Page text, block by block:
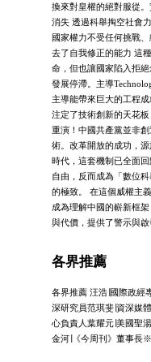
換來對皇權的絕對服從
消失 透過科舉掏空社會
國家權力不受任何挑戰
去了自我修正的能力 這
命，但也讓國家陷入拒
發展停滯。主導
主導能帶來巨大的工程
注定了技術創新的天花
重演！中國共產黨並非
術。改革開放的成功，
時代，這套機制已全面
自由，反而成為「數位
的極致。 在這個威權主
成為理解中國的嶄新框
與代價，提供了警示與啟
各界推薦
各界推薦 汪浩∣國際政經
深研究員范琪斐∣資深媒
心負責人葉耀元∣美國聖
金河∣《今周刊》董事長